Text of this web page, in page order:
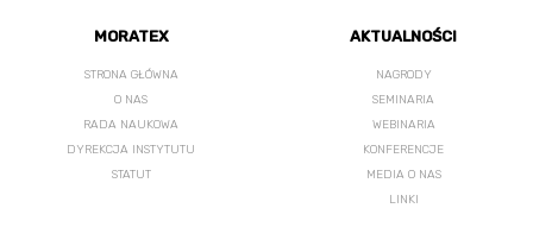
MORATEX
STRONA GŁÓWNA
O NAS
RADA NAUKOWA
DYREKCJA INSTYTUTU
STATUT
AKTUALNOŚCI
NAGRODY
SEMINARIA
WEBINARIA
KONFERENCJE
MEDIA O NAS
LINKI